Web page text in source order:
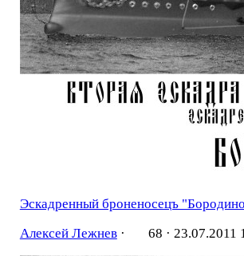
Эскадренный броненосецъ
Алексей Лежнев· 68 · 23.07.2011